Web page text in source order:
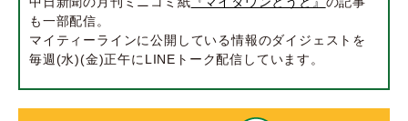
も一部配信。
マイティーラインに公開している情報のダイジェストを
毎週(水)(金)正午にLINEトーク配信しています。